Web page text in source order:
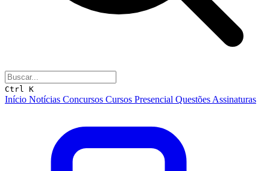
Ctrl K
Início Notícias Concursos Cursos Presencial Questões Assinaturas